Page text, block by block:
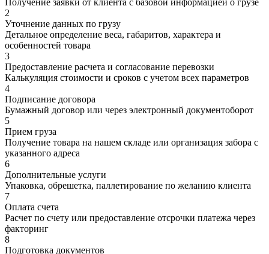
2
Уточнение данных по грузу
Детальное определение веса, габаритов, характера и
особенностей товара
3
Предоставление расчета и согласование перевозки
Калькуляция стоимости и сроков с учетом всех параметров
4
Подписание договора
Бумажный договор или через электронный документоборот
5
Прием груза
Получение товара на нашем складе или организация забора с
указанного адреса
6
Дополнительные услуги
Упаковка, обрешетка, паллетирование по желанию клиента
7
Оплата счета
Расчет по счету или предоставление отсрочки платежа через
факторинг
8
Подготовка документов